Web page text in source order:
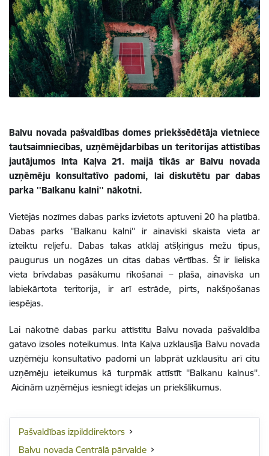
Balvu novada pašvaldības domes priekšsēdētāja vietniece
tautsaimniecības, uzņēmējdarbības un teritorijas attīstības
jautājumos Inta Kaļva 21. maijā tikās ar Balvu novada
uzņēmēju konsultatīvo padomi, lai diskutētu par dabas
parka ''Balkanu kalni'' nākotni.
Vietējās nozīmes dabas parks izvietots aptuveni 20 ha platībā.
Dabas parks ''Balkanu kalni'' ir ainaviski skaista vieta ar
izteiktu reljefu. Dabas takas atklāj atšķirīgus mežu tipus,
paugurus un nogāzes un citas dabas vērtības. Šī ir lieliska
vieta brīvdabas pasākumu rīkošanai – plaša, ainaviska un
labiekārtota teritorija, ir arī estrāde, pirts, nakšņošanas
iespējas.
Lai nākotnē dabas parku attīstītu Balvu novada pašvaldība
gatavo izsoles noteikumus. Inta Kaļva uzklausīja Balvu novada
uzņēmēju konsultatīvo padomi un labprāt uzklausītu arī citu
uzņēmēju ieteikumus kā turpmāk attīstīt ''Balkanu kalnus''.
Aicinām uzņēmējus iesniegt idejas un priekšlikumus.
Pašvaldības izpilddirektors
Balvu novada Centrālā pārvalde